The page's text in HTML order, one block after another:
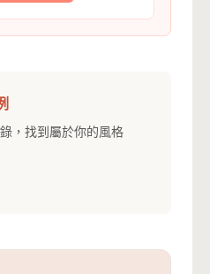
，找到屬於你的風格